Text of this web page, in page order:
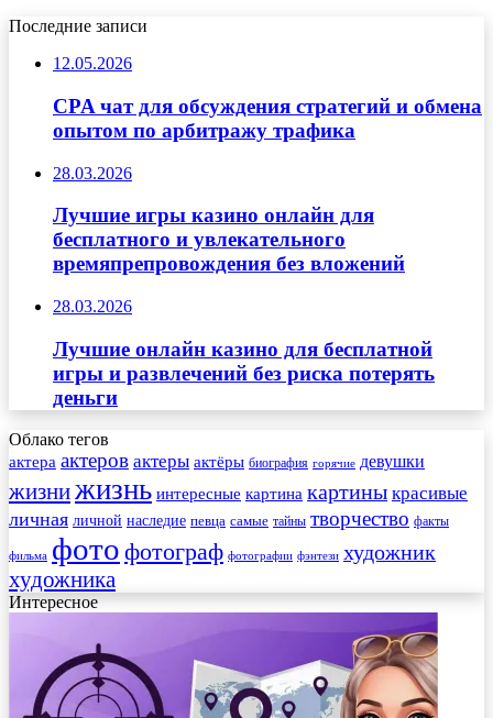
Последние записи
12.05.2026
CPA чат для обсуждения стратегий и обмена
опытом по арбитражу трафика
28.03.2026
Лучшие игры казино онлайн для
бесплатного и увлекательного
времяпрепровождения без вложений
28.03.2026
Лучшие онлайн казино для бесплатной
игры и развлечений без риска потерять
деньги
Облако тегов
актера актеров актеры актёры биография горячие девушки
жизнижизнь интересные картина картины красивые
личная личной наследие певца самые тайны творчество факты
фильма фото фотограф фотографии фэнтези художник
художника
Интересное